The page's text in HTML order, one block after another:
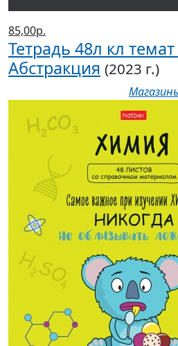
85,00р.
Тетрадь 48л кл
Абстракция (2023 г.)